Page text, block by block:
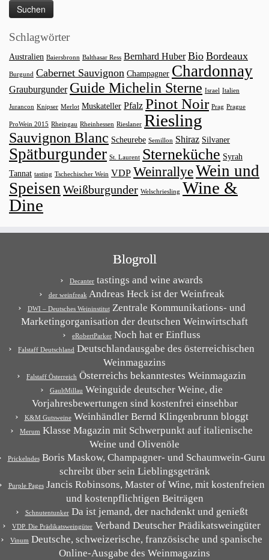
Schlagwörter
Australien Baiersbronn Balthasar Ress Bernhard Huber Bio Bordeaux
Burgund Cabernet Sauvignon Champagner Chardonnay
Grauburgunder Guide Michelin Sterne Israel Italien
Jurancon Knipser Merlot Muskateller Pfalz Pinot Noir Prag Prague
ProWein 2015 Rheingau Rheinhessen Rieslaner Riesling
Sauvignon Blanc Scheurebe Semillon Shiraz Silvaner
Spätburgunder St. Laurent Sterneküche Syrah
Tannat tasting Tschechischer Wein VDP WeinrallyeWein und
Speisen Weißburgunder Welschriesling Wine &
Dine
Blogroll
Decanter tastings and wine awards
der weinfreakAndreas Heck ist der Weinfreak
DWI – Deutsches WeininstitutZentrale Kommunikations- und
Marketingorganisation der deutschen Weinwirtschaft
eRobertParker Noch hat er Einfluss
Falstaff Deutschland Deutschlandausgabe des österreichischen
Weinmagazins
Falstaff Österreich Österreichs bekanntestes Weinmagazin
GaultMillau Weinguide deutscher Weine, die
Vorjahresbewertungen sind kostenfrei einsehbar
K&M GutsweineWeinhändler Bernd Klingenbrunn bloggt
Merum Klasse Magazin mit Schwerpunkt auf italienische
Weine und Olivenöle
PrickelndesBoris Maskow, Champagner- und Schaumwein-Guru
schreibt über sein Lieblingsgetränk
Purple PagesJancis Robinsons, Master of Wine, mit kostenfreien
und kostenpflichtigen Beiträgen
SchnutentunkerDa ist jemand, der nachdenkt und genießt
VDP. Die Prädikatsweingüter Verband Deutscher Prädikatsweingüter
Vinum Deutsche, schweizerische, französische und spanische
Online-Ausgabe des Weinmagazins